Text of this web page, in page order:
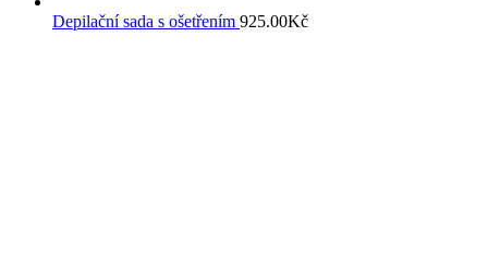
Depilační sada s ošetřením 925.00Kč